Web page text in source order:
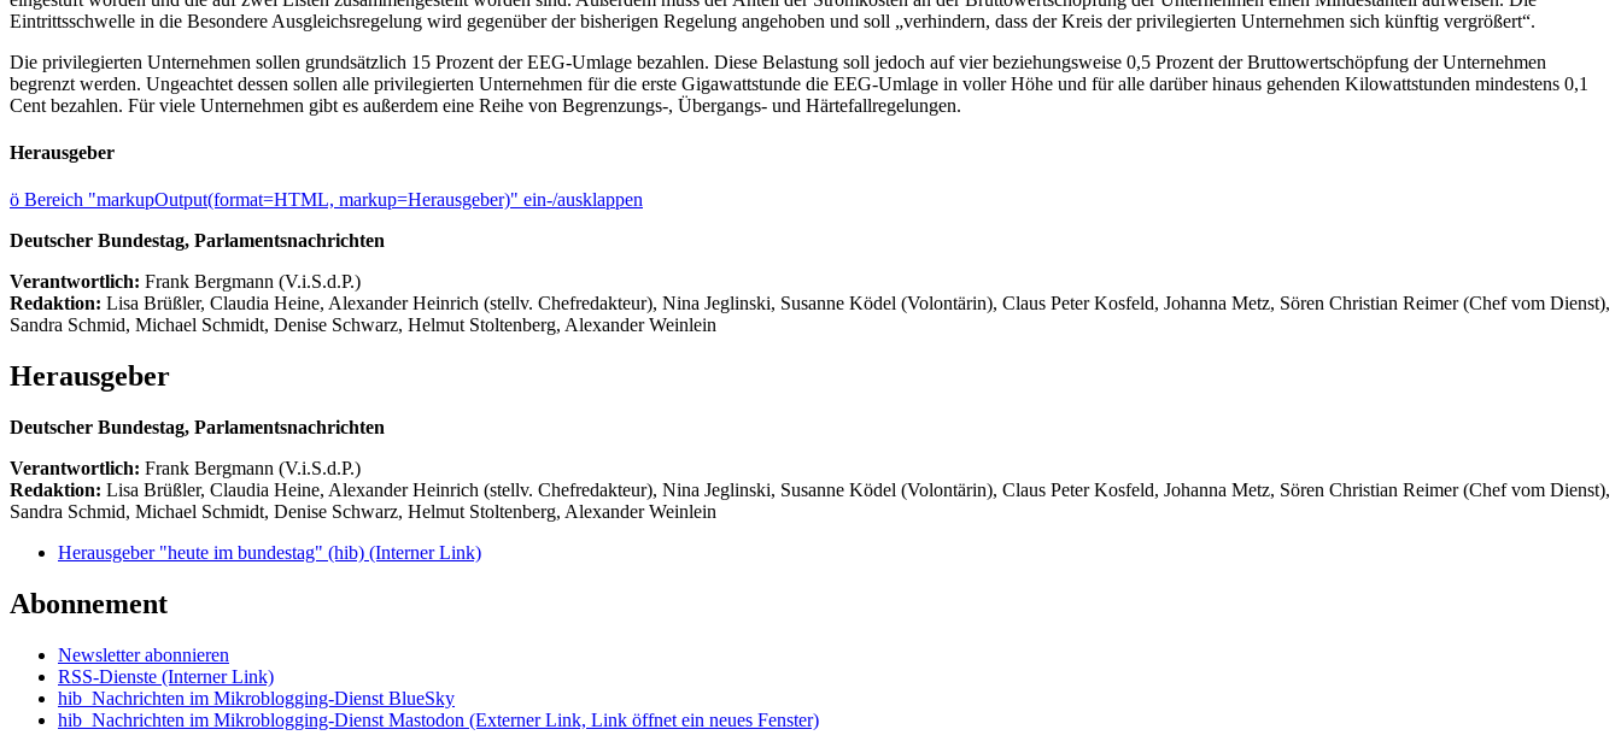
Eintrittsschwelle in die Besondere Ausgleichsregelung wird gegenüber der bisherigen Regelung angehoben und soll „verhindern, dass der Kreis der privilegierten Unternehmen sich künftig vergrößert“.
Die privilegierten Unternehmen sollen grundsätzlich 15 Prozent der EEG-Umlage bezahlen. Diese Belastung soll jedoch auf vier beziehungsweise 0,5 Prozent der Bruttowertschöpfung der Unternehmen
begrenzt werden. Ungeachtet dessen sollen alle privilegierten Unternehmen für die erste Gigawattstunde die EEG-Umlage in voller Höhe und für alle darüber hinaus gehenden Kilowattstunden mindestens 0,1
Cent bezahlen. Für viele Unternehmen gibt es außerdem eine Reihe von Begrenzungs-, Übergangs- und Härtefallregelungen.
Herausgeber
ö Bereich "markupOutput(format=HTML, markup=Herausgeber)" ein-/ausklappen
Deutscher Bundestag, Parlamentsnachrichten
Verantwortlich: Frank Bergmann (V.i.S.d.P.)
Redaktion: Lisa Brüßler, Claudia Heine, Alexander Heinrich (stellv. Chefredakteur), Nina Jeglinski, Susanne Ködel (Volontärin), Claus Peter Kosfeld, Johanna Metz, Sören Christian Reimer (Chef vom Dienst),
Sandra Schmid, Michael Schmidt, Denise Schwarz, Helmut Stoltenberg, Alexander Weinlein
Herausgeber
Deutscher Bundestag, Parlamentsnachrichten
Verantwortlich: Frank Bergmann (V.i.S.d.P.)
Redaktion: Lisa Brüßler, Claudia Heine, Alexander Heinrich (stellv. Chefredakteur), Nina Jeglinski, Susanne Ködel (Volontärin), Claus Peter Kosfeld, Johanna Metz, Sören Christian Reimer (Chef vom Dienst),
Sandra Schmid, Michael Schmidt, Denise Schwarz, Helmut Stoltenberg, Alexander Weinlein
Herausgeber "heute im bundestag" (hib) (Interner Link)
Abonnement
Newsletter abonnieren
RSS-Dienste (Interner Link)
hib_Nachrichten im Mikroblogging-Dienst BlueSky
hib_Nachrichten im Mikroblogging-Dienst Mastodon (Externer Link, Link öffnet ein neues Fenster)